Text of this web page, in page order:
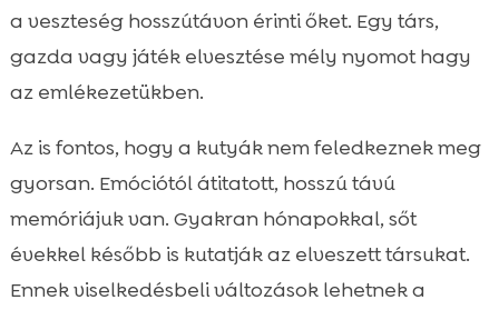
a veszteség hosszútávon érinti őket. Egy társ,
gazda vagy játék elvesztése mély nyomot hagy
az emlékezetükben.
Az is fontos, hogy a kutyák nem feledkeznek meg
gyorsan. Emóciótól átitatott, hosszú távú
memóriájuk van. Gyakran hónapokkal, sőt
évekkel később is kutatják az elveszett társukat.
Ennek viselkedésbeli változások lehetnek a